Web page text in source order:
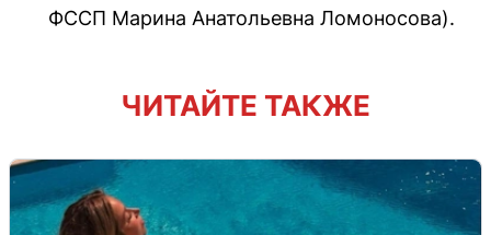
ФССП Марина Анатольевна Ломоносова).
ЧИТАЙТЕ ТАКЖЕ